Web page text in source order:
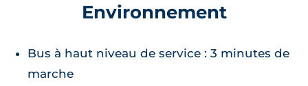
Environnement
Bus à haut niveau de service : 3 minutes de
marche